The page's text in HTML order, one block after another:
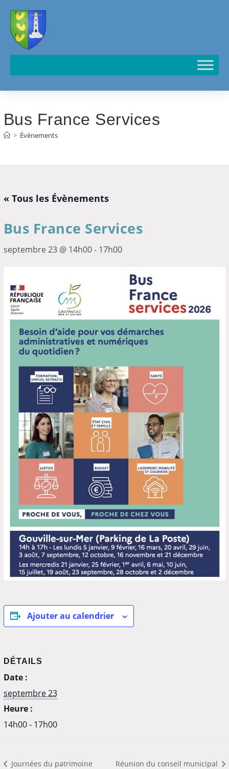
Bus France Services
> Évènements
« Tous les Évènements
Bus France Services
septembre 23 @ 14h00- 17h00
Ajouter au calendrier
DÉTAILS
Date :
septembre 23
Heure :
14h00 - 17h00
Journées du patrimoine Réunion du conseil municipal